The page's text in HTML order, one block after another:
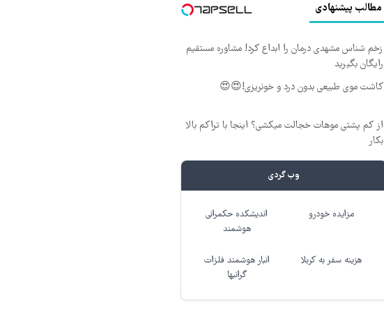
مطالب پیشنهادی
زخم شناس مشهدی درمان را ابداع کرد! مشاوره مستقیم
رایگان بگیرید
کاشت موی طبیعی بدون درد و خونریزی!😍😍
از کم پشتی موهات خجالت میکشی؟ اینجا با تراکم بالا
بکار
وب گردی
مزایده خودرو
اندیشکده حکمرانی
هوشمند
هزینه سفر به کربلا
انبار هوشمند فلزات
گرانبها